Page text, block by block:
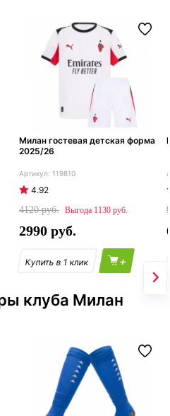
Милан гостевая детская форма
2025/26
119810
4.92
4120
1130
2990
+
клуба Милан